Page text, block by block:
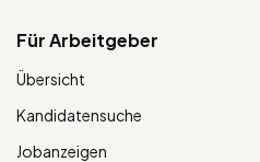
Für Arbeitgeber
Übersicht
Kandidatensuche
Jobanzeigen